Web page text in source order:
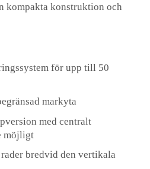
kompakta konstruktion och
för upp till 50
markyta
med centralt
möjligt
bredvid den vertikala